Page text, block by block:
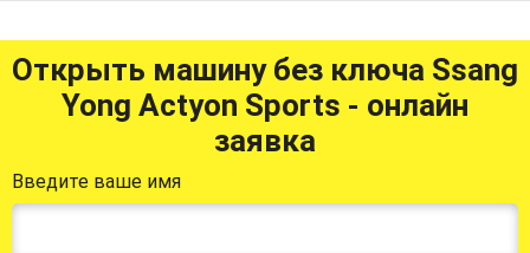
Открыть машину без ключа Ssang
Yong Actyon Sports - онлайн
заявка
Введите ваше имя